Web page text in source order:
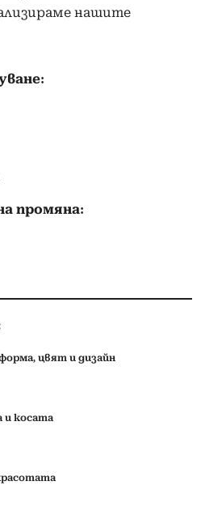
нашите
промяна:
цвят и дизайн
и косата